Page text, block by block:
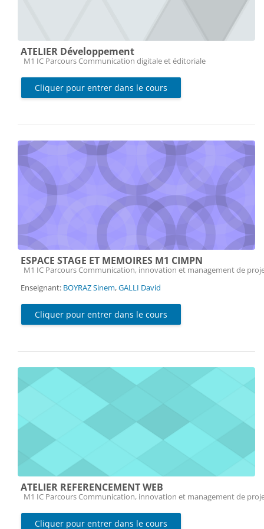
ATELIER Développement
Catégorie de cours
M1 IC Parcours Communication digitale et éditoriale
Cliquer pour entrer dans le cours
ESPACE STAGE ET MEMOIRES M1 CIMPN
Catégorie de cours
M1 IC Parcours Communication, innovation et management de
Enseignant: BOYRAZ Sinem,GALLI David
Cliquer pour entrer dans le cours
ATELIER REFERENCEMENT WEB
Catégorie de cours
M1 IC Parcours Communication, innovation et management de
Cliquer pour entrer dans le cours